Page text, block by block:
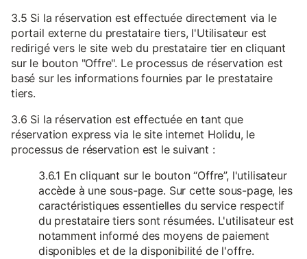
3.5 Si la réservation est effectuée directement via le
portail externe du prestataire tiers, l'Utilisateur est
redirigé vers le site web du prestataire tier en cliquant
sur le bouton "Offre". Le processus de réservation est
basé sur les informations fournies par le prestataire
tiers.
3.6 Si la réservation est effectuée en tant que
réservation express via le site internet Holidu, le
processus de réservation est le suivant :
3.6.1 En cliquant sur le bouton “Offre”, l'utilisateur
accède à une sous-page. Sur cette sous-page, les
caractéristiques essentielles du service respectif
du prestataire tiers sont résumées. L'utilisateur est
notamment informé des moyens de paiement
disponibles et de la disponibilité de l'offre.